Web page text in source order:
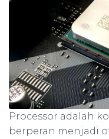
Processor adalah
berperan menjadi